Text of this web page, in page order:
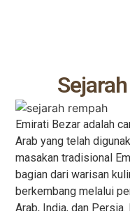
Emirati Bezar adalah
Arab yang telah
masakan tradisional
bagian dari warisan
berkembang melalui
Arab, India, dan